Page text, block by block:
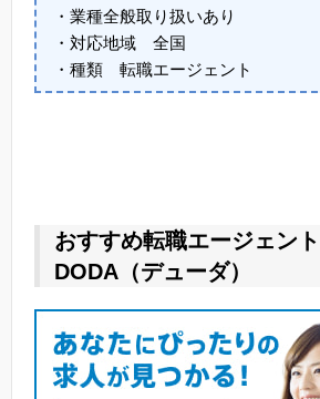
・業種全般取り扱いあり
・対応地域 全国
・種類 転職エージェント
おすすめ転職エージェント
DODA（デューダ）